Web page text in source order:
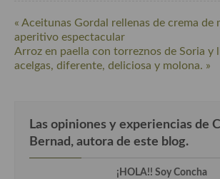
Cocina Danesa
Cocina de la Republica Checa
Cocina de Ucrania
« Aceitunas Gordal rellenas de crema de
aperitivo espectacular
Arroz en paella con torreznos de Soria y
acelgas, diferente, deliciosa y molona. »
Las opiniones y experiencias de
Bernad, autora de este blog.
¡HOLA!! Soy Concha